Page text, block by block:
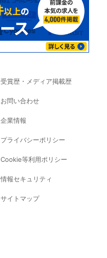
受賞歴・メディア掲載歴
お問い合わせ
企業情報
プライバシーポリシー
Cookie等利用ポリシー
情報セキュリティ
サイトマップ